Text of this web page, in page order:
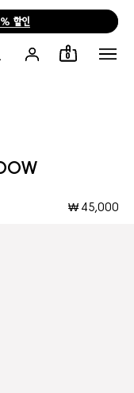
할인
0
₩ 45,000